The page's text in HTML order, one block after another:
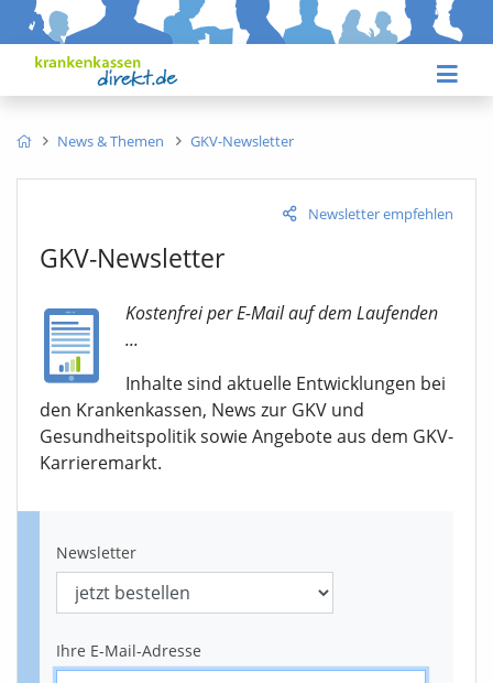
News & Themen GKV-Newsletter
Newsletter empfehlen
GKV-Newsletter
Kostenfrei per E-Mail auf dem Laufenden
...
Inhalte sind aktuelle Entwicklungen bei
den Krankenkassen, News zur GKV und
Gesundheitspolitik sowie Angebote aus dem GKV-
Karrieremarkt.
Newsletter
Ihre E-Mail-Adresse